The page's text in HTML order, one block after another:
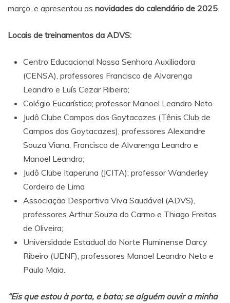
março, e apresentou as novidades do calendário de 2025
Locais de treinamentos da ADVS:
Centro Educacional Nossa Senhora Auxiliadora
(CENSA), professores Francisco de Alvarenga
Leandro e Luís Cezar Ribeiro;
Colégio Eucarístico; professor Manoel Leandro Neto
Judô Clube Campos dos Goytacazes (Tênis Club de
Campos dos Goytacazes), professores Alexandre
Souza Viana, Francisco de Alvarenga Leandro e
Manoel Leandro;
Judô Clube Itaperuna (JCITA); professor Wanderley
Cordeiro de Lima
Associação Desportiva Viva Saudável (ADVS),
professores Arthur Souza do Carmo e Thiago Freitas
de Oliveira;
Universidade Estadual do Norte Fluminense Darcy
Ribeiro (UENF), professores Manoel Leandro Neto e
Paulo Maia.
“Eis que estou à porta, e bato; se alguém ouvir a minha